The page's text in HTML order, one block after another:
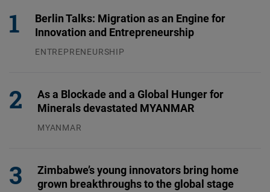
Berlin Talks: Migration as an Engine for
Innovation and Entrepreneurship
ENTREPRENEURSHIP
As a Blockade and a Global Hunger for
Minerals devastated MYANMAR
MYANMAR
Zimbabwe’s young innovators bring home
grown breakthroughs to the global stage